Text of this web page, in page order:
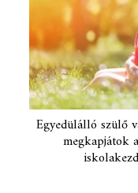
Egyedülálló szülő
megkapjátok